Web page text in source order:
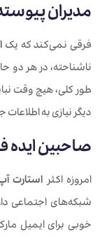
مدیران
فرقی نمی‌کند که یک
ناشناحته، در هر دو
طور کلی، هیچ وقت
دیگر نیازی به اطلاعات
صاحبین ایده
امروزه اکثر استارت
شبکه‌های اجتماعی
خوبی برای ایمیل